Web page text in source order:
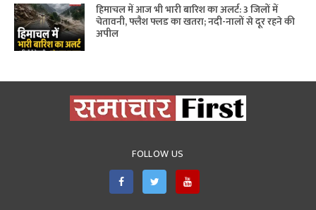
हिमाचल में आज भी भारी बारिश का अलर्ट: 3 जिलों में
चेतावनी, फ्लैश फ्लड का खतरा; नदी-नालों से दूर रहने की
अपील
FOLLOW US